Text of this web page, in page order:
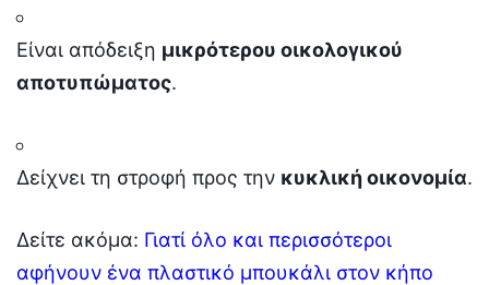
Είναι απόδειξη μικρότερου οικολογικού
αποτυπώματος.
Δείχνει τη στροφή προς την κυκλική οικονομία.
Δείτε ακόμα: Γιατί όλο και περισσότεροι
αφήνουν ένα πλαστικό μπουκάλι στον κήπο